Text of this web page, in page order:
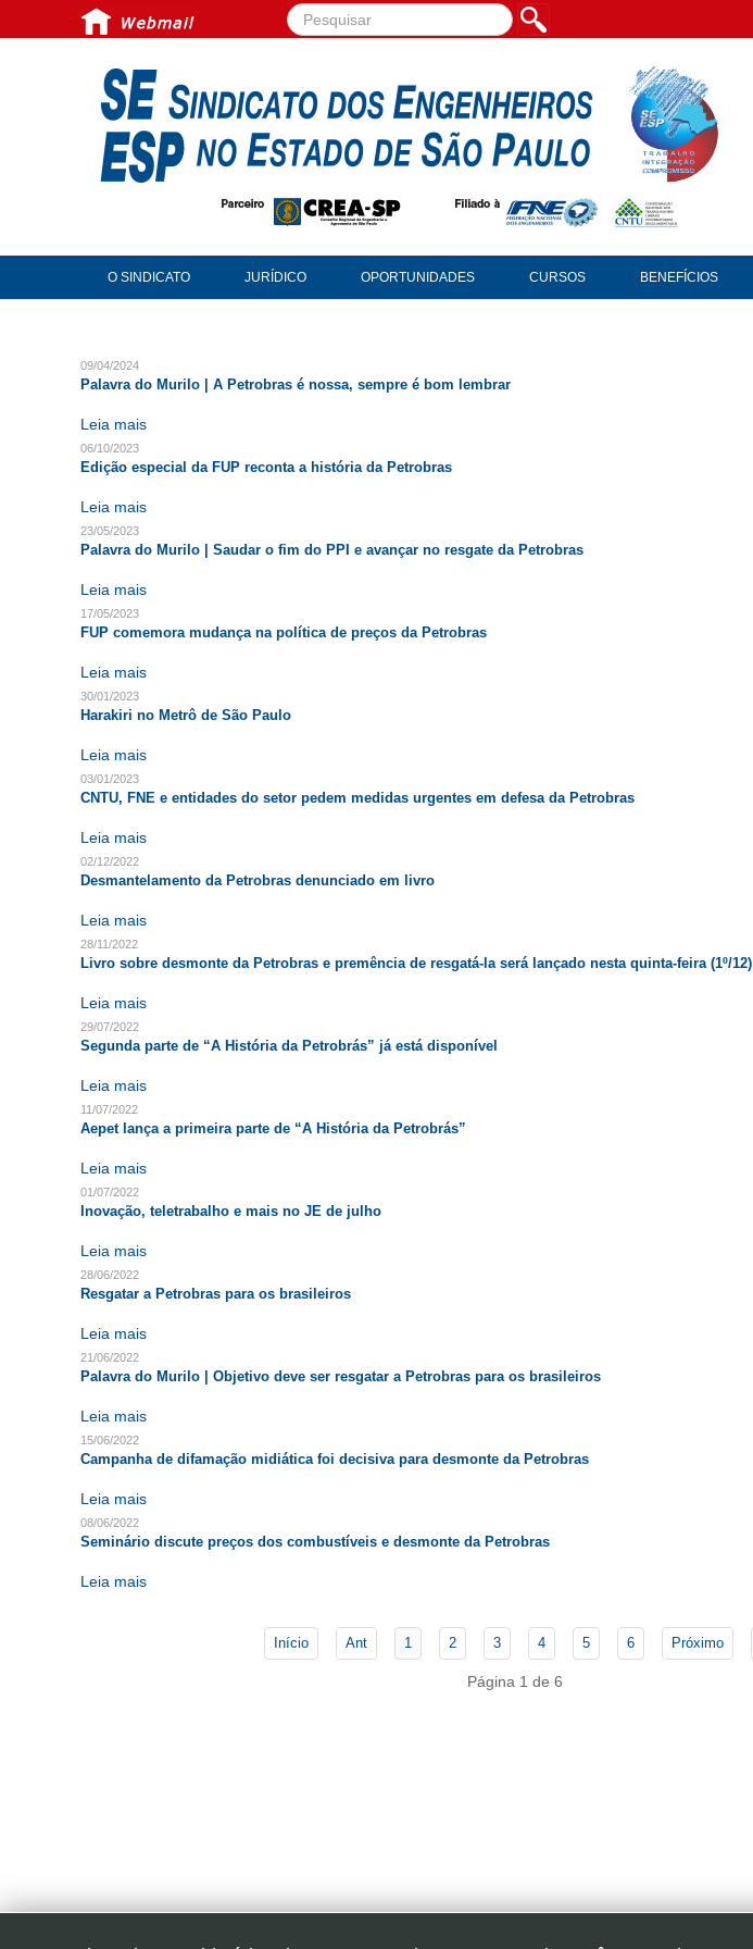
Pesquisar...
O SINDICATO JURÍDICO OPORTUNIDADES CURSOS BENEFÍCIOS
09/04/2024
Palavra do Murilo | A Petrobras é nossa, sempre é bom lembrar
Leia mais
06/10/2023
Edição especial da FUP reconta a história da Petrobras
Leia mais
23/05/2023
Palavra do Murilo | Saudar o fim do PPI e avançar no resgate da Petrobras
Leia mais
17/05/2023
FUP comemora mudança na política de preços da Petrobras
Leia mais
30/01/2023
Harakiri no Metrô de São Paulo
Leia mais
03/01/2023
CNTU, FNE e entidades do setor pedem medidas urgentes em defesa da Petrobras
Leia mais
02/12/2022
Desmantelamento da Petrobras denunciado em livro
Leia mais
28/11/2022
Livro sobre desmonte da Petrobras e premência de resgatá-la será lançado nesta quinta-feira (1º/12)
Leia mais
29/07/2022
Segunda parte de “A História da Petrobrás” já está disponível
Leia mais
11/07/2022
Aepet lança a primeira parte de “A História da Petrobrás”
Leia mais
01/07/2022
Inovação, teletrabalho e mais no JE de julho
Leia mais
28/06/2022
Resgatar a Petrobras para os brasileiros
Leia mais
21/06/2022
Palavra do Murilo | Objetivo deve ser resgatar a Petrobras para os brasileiros
Leia mais
15/06/2022
Campanha de difamação midiática foi decisiva para desmonte da Petrobras
Leia mais
08/06/2022
Seminário discute preços dos combustíveis e desmonte da Petrobras
Leia mais
Início Ant 1 2 3 4 5 6 Próximo
Página 1 de 6